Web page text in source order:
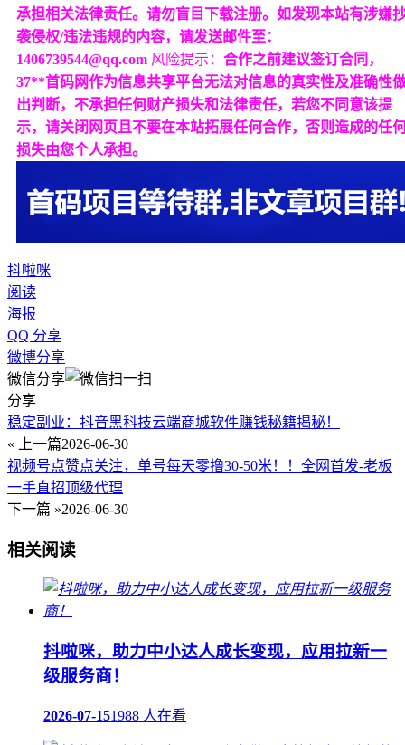
承担相关法律责任。请勿盲目下载注册。如发现本站有涉嫌
袭侵权/违法违规的内容，请发送邮件至：
1406739544@qq.com 风险提示： 合作之前建议签订合同，
37**首码网作为信息共享平台无法对信息的真实性及准确性
出判断，不承担任何财产损失和法律责任，若您不同意该提
示，请关闭网页且不要在本站拓展任何合作，否则造成的任
损失由您个人承担。
抖啦咪
阅读
海报
QQ 分享
微博分享
微信分享
分享
稳定副业：抖音黑科技云端商城软件赚钱秘籍揭秘！
« 上一篇2026-06-30
视频号点赞点关注，单号每天零撸30-50米！！全网首发-老板
一手直招顶级代理
下一篇 »2026-06-30
相关阅读
抖啦咪，助力中小达人成长变现，应用拉新一
级服务商！
2026-07-151988 人在看